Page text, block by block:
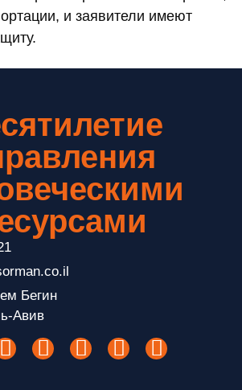
и заявители имеют
Бегин
Авив